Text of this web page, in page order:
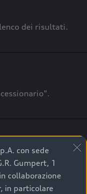
dei risultati.
Customer Care
Concessionario
la tua richiesta.
con sede
Gumpert, 1
collaborazione
in particolare